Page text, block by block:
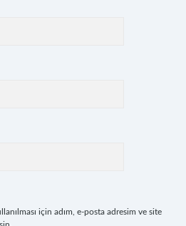
için adım, e-posta adresim ve site